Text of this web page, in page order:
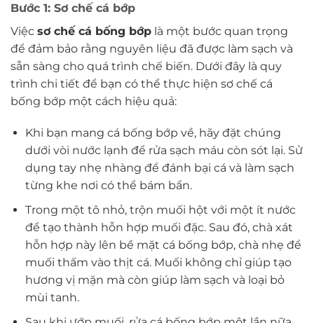
Bước 1: Sơ chế cá bớp
Việc sơ chế cá bống bớp là một bước quan trọng
để đảm bảo rằng nguyên liệu đã được làm sạch và
sẵn sàng cho quá trình chế biến. Dưới đây là quy
trình chi tiết để bạn có thể thực hiện sơ chế cá
bống bớp một cách hiệu quả:
Khi bạn mang cá bống bớp về, hãy đặt chúng
dưới vòi nước lạnh để rửa sạch máu còn sót lại. Sử
dụng tay nhẹ nhàng để đánh bại cá và làm sạch
từng khe nơi có thể bám bẩn.
Trong một tô nhỏ, trộn muối hột với một ít nước
để tạo thành hỗn hợp muối đặc. Sau đó, chà xát
hỗn hợp này lên bề mặt cá bống bớp, chà nhẹ để
muối thấm vào thịt cá. Muối không chỉ giúp tạo
hương vị mặn mà còn giúp làm sạch và loại bỏ
mùi tanh.